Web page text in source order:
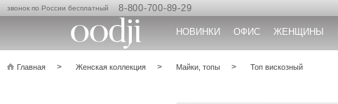
звонок по России бесплатный 8-800-700-89-29
НОВИНКИ ОФИС ЖЕНЩИНЫ
Главная Женская коллекция Майки, топы Топ вискозный